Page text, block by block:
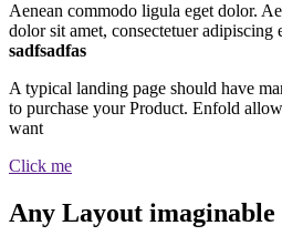
Aenean commodo ligula eget dolor.
dolor sit amet, consectetuer adipiscing
sadfsadfas
A typical landing page should have
to purchase your Product. Enfold
want
Click me
Any Layout imaginable